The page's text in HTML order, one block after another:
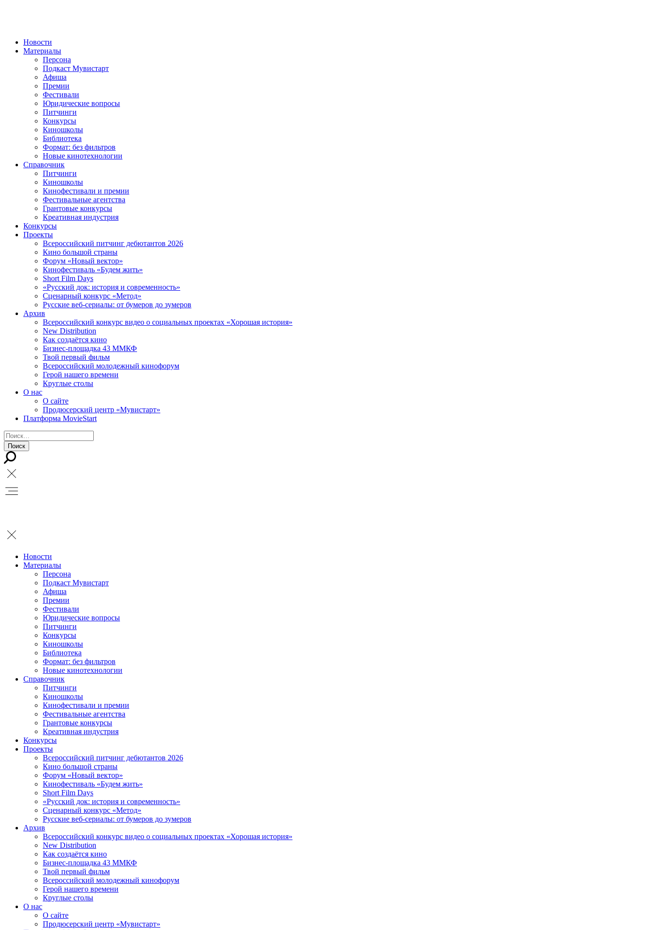
Новости
Материалы
Персона
Подкаст Мувистарт
Афиша
Премии
Фестивали
Юридические вопросы
Питчинги
Конкурсы
Киношколы
Библиотека
Формат: без фильтров
Новые кинотехнологии
Справочник
Питчинги
Киношколы
Кинофестивали и премии
Фестивальные агентства
Грантовые конкурсы
Креативная индустрия
Конкурсы
Проекты
Всероссийский питчинг дебютантов 2026
Кино большой страны
Форум «Новый вектор»
Кинофестиваль «Будем жить»
Short Film Days
«Русский док: история и современность»
Сценарный конкурс «Метод»
Русские веб-сериалы: от бумеров до зумеров
Архив
Всероссийский конкурс видео о социальных проектах «Хорошая история»
New Distribution
Как создаётся кино
Бизнес-площадка 43 ММКФ
Твой первый фильм
Всероссийский молодежный кинофорум
Герой нашего времени
Круглые столы
О нас
О сайте
Продюсерский центр «Мувистарт»
Платформа MovieStart
Новости
Материалы
Персона
Подкаст Мувистарт
Афиша
Премии
Фестивали
Юридические вопросы
Питчинги
Конкурсы
Киношколы
Библиотека
Формат: без фильтров
Новые кинотехнологии
Справочник
Питчинги
Киношколы
Кинофестивали и премии
Фестивальные агентства
Грантовые конкурсы
Креативная индустрия
Конкурсы
Проекты
Всероссийский питчинг дебютантов 2026
Кино большой страны
Форум «Новый вектор»
Кинофестиваль «Будем жить»
Short Film Days
«Русский док: история и современность»
Сценарный конкурс «Метод»
Русские веб-сериалы: от бумеров до зумеров
Архив
Всероссийский конкурс видео о социальных проектах «Хорошая история»
New Distribution
Как создаётся кино
Бизнес-площадка 43 ММКФ
Твой первый фильм
Всероссийский молодежный кинофорум
Герой нашего времени
Круглые столы
О нас
О сайте
Продюсерский центр «Мувистарт»